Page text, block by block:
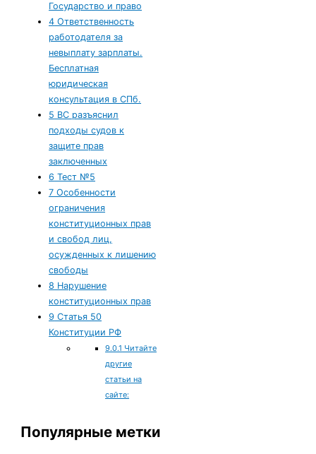
Государство и право
4 Ответственность
работодателя за
невыплату зарплаты.
Бесплатная
юридическая
консультация в СПб.
5 ВС разъяснил
подходы судов к
защите прав
заключенных
6 Тест №5
7 Особенности
ограничения
конституционных прав
и свобод лиц,
осужденных к лишению
свободы
8 Нарушение
конституционных прав
9 Статья 50
Конституции РФ
9.0.1 Читайте
другие
статьи на
сайте:
Популярные метки